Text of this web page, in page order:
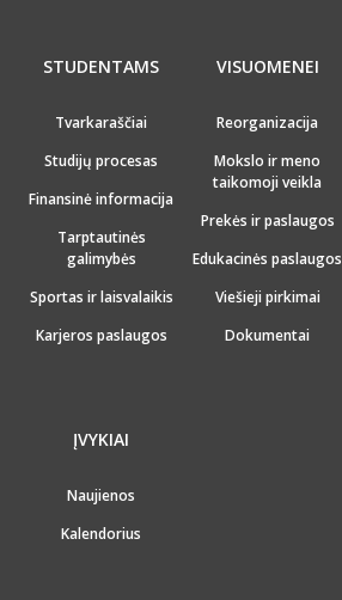
STUDENTAMS
Tvarkaraščiai
Studijų procesas
Finansinė informacija
Tarptautinės
galimybės
Sportas ir laisvalaikis
Karjeros paslaugos
VISUOMENEI
Reorganizacija
Mokslo ir meno
taikomoji veikla
Prekės ir paslaugos
Edukacinės paslaugos
Viešieji pirkimai
Dokumentai
ĮVYKIAI
Naujienos
Kalendorius